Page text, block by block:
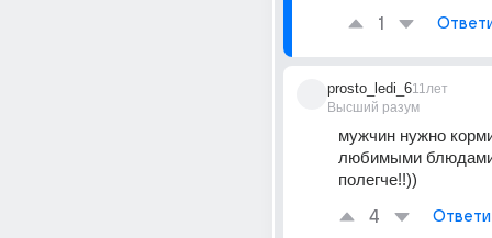
1
prosto_ledi_6
Высший разум
11лет
мужчин нужно
любимыми
полегче!!))
4